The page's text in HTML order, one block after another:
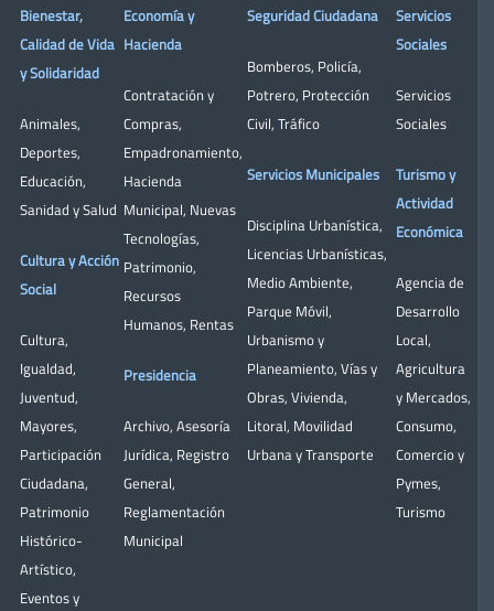
Bienestar,
Calidad de Vida
y Solidaridad
Animales,
Deportes,
Educación,
Sanidad y Salud
Cultura y Acción
Social
Cultura,
Igualdad,
Juventud,
Mayores,
Participación
Ciudadana,
Patrimonio
Histórico-
Artístico,
Eventos y
Economía y
Hacienda
Contratación y
Compras,
Empadronamiento,
Hacienda
Municipal, Nuevas
Tecnologías,
Patrimonio,
Recursos
Humanos, Rentas
Presidencia
Archivo, Asesoría
Jurídica, Registro
General,
Reglamentación
Municipal
Seguridad Ciudadana
Bomberos, Policía,
Potrero, Protección
Civil, Tráfico
Servicios Municipales
Disciplina Urbanística,
Licencias Urbanísticas,
Medio Ambiente,
Parque Móvil,
Urbanismo y
Planeamiento, Vías y
Obras, Vivienda,
Litoral, Movilidad
Urbana y Transporte
Servicios
Sociales
Servicios
Sociales
Turismo y
Actividad
Económica
Agencia de
Desarrollo
Local,
Agricultura
y Mercados,
Consumo,
Comercio y
Pymes,
Turismo